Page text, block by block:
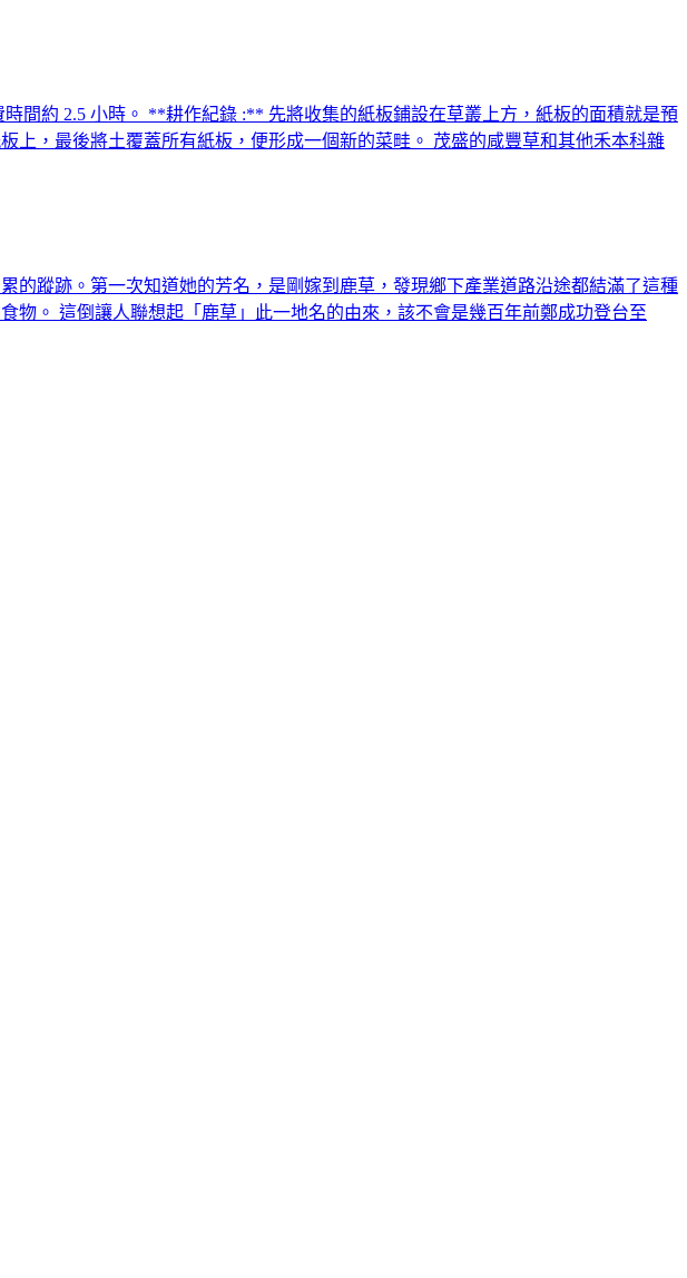
間約 2.5 小時。 **耕作紀錄 :** 先將收集的紙板鋪設在草叢上方，紙板的面積就是預
上，最後將土覆蓋所有紙板，便形成一個新的菜畦。 茂盛的咸豐草和其他禾本科雜
蹤跡。第一次知道她的芳名，是剛嫁到鹿草，發現鄉下產業道路沿途都結滿了這種
。 這倒讓人聯想起「鹿草」此一地名的由來，該不會是幾百年前鄭成功登台至